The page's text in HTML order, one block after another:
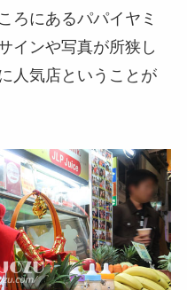
ろにあるパパイヤミ
インや写真が所狭し
人気店ということが